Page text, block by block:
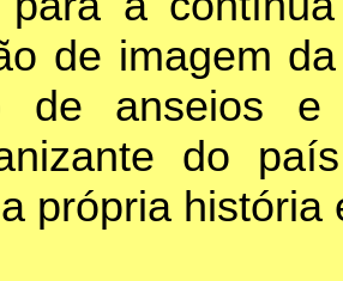
de imagem
de anseios
do
própria história